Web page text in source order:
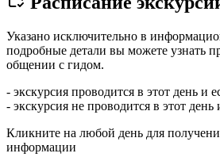
Указано исключительно в
подробные детали вы можете узнать
общении с гидом.
- экскурсия проводится в этот день и
- экскурсия не проводится в этот
Кликните на любой день для
информации